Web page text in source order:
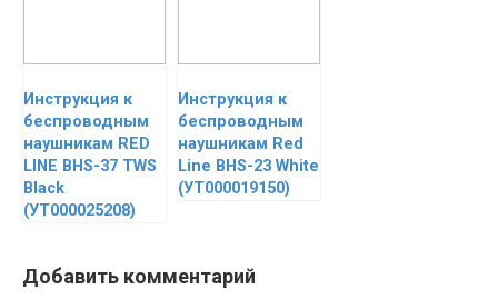
Инструкция к
беспроводным
наушникам RED
LINE BHS-37 TWS
Black
(УТ000025208)
Инструкция к
беспроводным
наушникам Red
Line BHS-23 White
(УТ000019150)
Добавить комментарий